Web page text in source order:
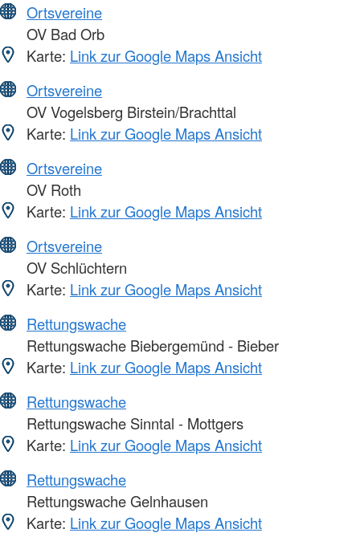
Ortsvereine
OV Bad Orb
Karte: Link zur Google Maps Ansicht
Ortsvereine
OV Vogelsberg Birstein/Brachttal
Karte: Link zur Google Maps Ansicht
Ortsvereine
OV Roth
Karte: Link zur Google Maps Ansicht
Ortsvereine
OV Schlüchtern
Karte: Link zur Google Maps Ansicht
Rettungswache
Rettungswache Biebergemünd - Bieber
Karte: Link zur Google Maps Ansicht
Rettungswache
Rettungswache Sinntal - Mottgers
Karte: Link zur Google Maps Ansicht
Rettungswache
Rettungswache Gelnhausen
Karte: Link zur Google Maps Ansicht